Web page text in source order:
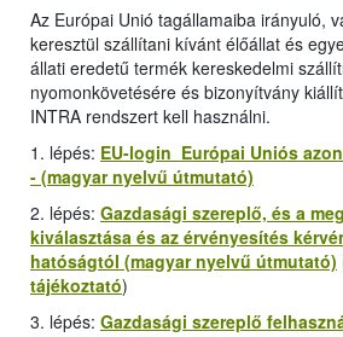
Az Európai Unió tagállamaiba irányuló,
keresztül szállítani kívánt élőállat és
állati eredetű termék kereskedelmi
nyomonkövetésére és bizonyítvány
INTRA rendszert kell használni.
1. lépés: EU-login Európai Uniós
- (magyar nyelvű útmutató)
2. lépés: Gazdasági szereplő, és a
kiválasztása és az érvényesítés
hatóságtól (magyar nyelvű útmutató)
tájékoztató)
3. lépés: Gazdasági szereplő